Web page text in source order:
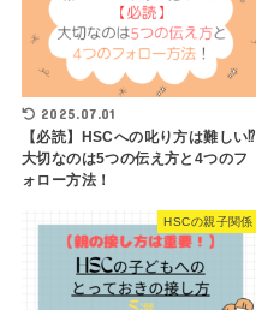
2025.07.01
【必読】HSCへの叱り方は難しい⁉
大切なのは5つの伝え方と4つのフ
ォロー方法！
HSCの親子関係